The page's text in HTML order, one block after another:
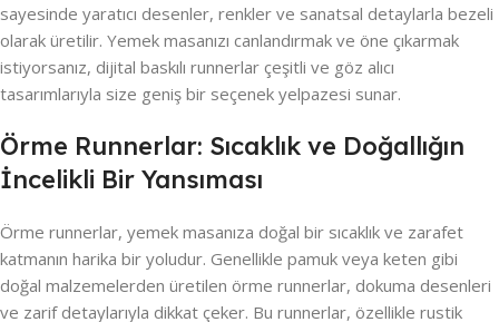
sayesinde yaratıcı desenler, renkler ve sanatsal detaylarla bezeli
olarak üretilir. Yemek masanızı canlandırmak ve öne çıkarmak
istiyorsanız, dijital baskılı runnerlar çeşitli ve göz alıcı
tasarımlarıyla size geniş bir seçenek yelpazesi sunar.
Örme Runnerlar: Sıcaklık ve Doğallığın
İncelikli Bir Yansıması
Örme runnerlar, yemek masanıza doğal bir sıcaklık ve zarafet
katmanın harika bir yoludur. Genellikle pamuk veya keten gibi
doğal malzemelerden üretilen örme runnerlar, dokuma desenleri
ve zarif detaylarıyla dikkat çeker. Bu runnerlar, özellikle rustik